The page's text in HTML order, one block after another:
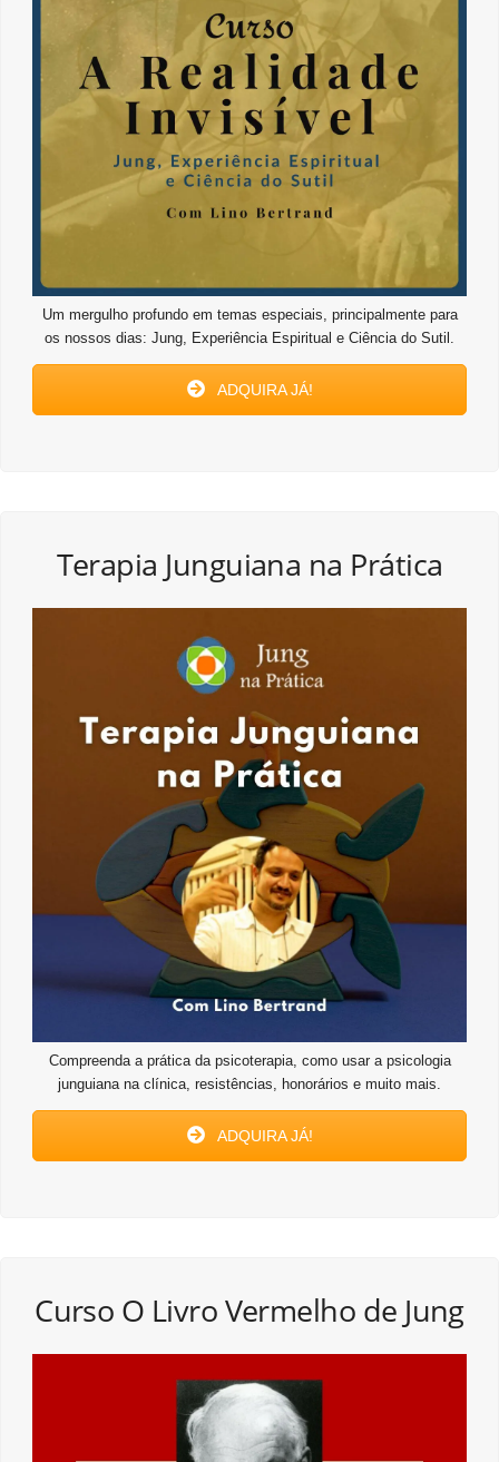
Um mergulho profundo em temas especiais, principalmente para
os nossos dias: Jung, Experiência Espiritual e Ciência do Sutil.
ADQUIRA JÁ!
Terapia Junguiana na Prática
Compreenda a prática da psicoterapia, como usar a psicologia
junguiana na clínica, resistências, honorários e muito mais.
ADQUIRA JÁ!
Curso O Livro Vermelho de Jung